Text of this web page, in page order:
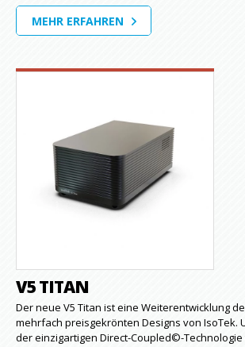
MEHR ERFAHREN
V5 TITAN
Der neue V5 Titan ist eine Weiterentwicklung
mehrfach preisgekrönten Designs von IsoTek.
der einzigartigen Direct-Coupled©-